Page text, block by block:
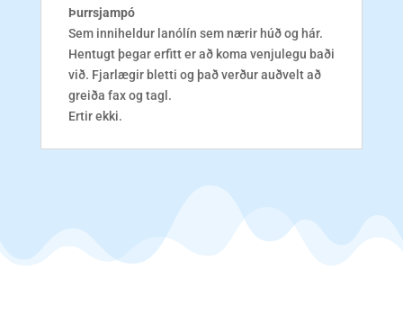
Þurrsjampó
Sem inniheldur lanólín sem nærir húð og hár.
Hentugt þegar erfitt er að koma venjulegu baði
við. Fjarlægir bletti og það verður auðvelt að
greiða fax og tagl.
Ertir ekki.